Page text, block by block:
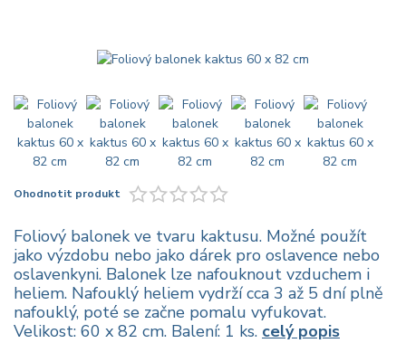
Ohodnotit produkt
Foliový balonek ve tvaru kaktusu. Možné použít
jako výzdobu nebo jako dárek pro oslavence nebo
oslavenkyni. Balonek lze nafouknout vzduchem i
heliem. Nafouklý heliem vydrží cca 3 až 5 dní plně
nafouklý, poté se začne pomalu vyfukovat.
Velikost: 60 x 82 cm. Balení: 1 ks. celý popis